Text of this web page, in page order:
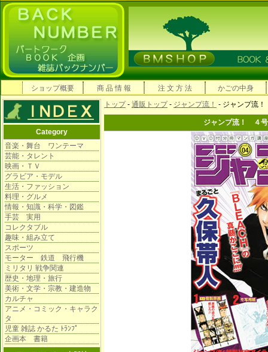
ショップ概要 商 品 情 報 注 文 方 法 かごの中身
Category
音楽・舞台 ワンテーマ
芸能・タレント
映画・ＴＶ
グラビア・モデル
生活・ファッション
料理・グルメ
情報・知識・科学・図鑑
手芸 実用
コレクタブル
趣味・組み立て
スポーツ
モーター 鉄道 飛行機
ミリタリ 戦争関連
歴史・地理・旅行
美術・文学・宗教・建造物
カルチャ
アニメ・コミック・キャラク
タ
児童 雑誌 かるた ﾄﾗﾝﾌﾟ
企画本 書籍
トップ- 通販トップ- ジャンプ流！ - ジャンプ流
ジャンプ流！ ４